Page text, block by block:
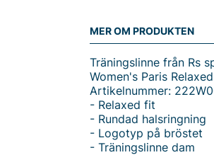
MER OM PRODUKTEN
Träningslinne från Rs
Women's Paris
Artikelnummer:
- Relaxed fit
- Rundad halsringning
- Logotyp på bröstet
- Träningslinne dam